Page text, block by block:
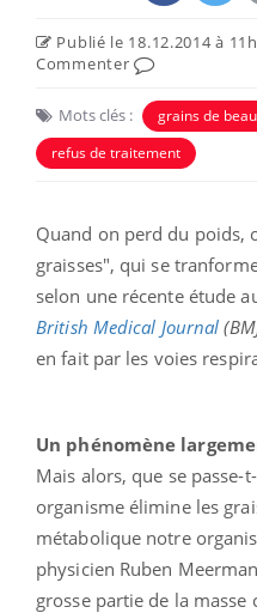
Publié le 18.12.2014 à
Commenter
Mots clés : grains de
refus de traitement
Quand on perd du poids,
graisses", qui se
selon une récente étude
British Medical Journal
en fait par les voies
Un phénomène
Mais alors, que se
organisme élimine les
métabolique notre
physicien Ruben
grosse partie de la